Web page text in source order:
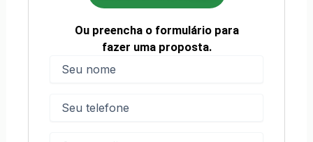
Ou preencha o formulário para
fazer uma proposta.